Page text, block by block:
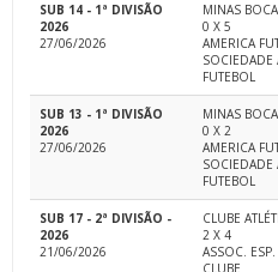
SUB 14 - 1ª DIVISÃO
2026
27/06/2026
MINAS
0 X 5
AMERICA
FUTEBOL
SUB 13 - 1ª DIVISÃO
2026
27/06/2026
MINAS
0 X 2
AMERICA
FUTEBOL
SUB 17 - 2ª DIVISÃO -
2026
21/06/2026
CLUBE
2 X 4
ASSOC.
CLUBE